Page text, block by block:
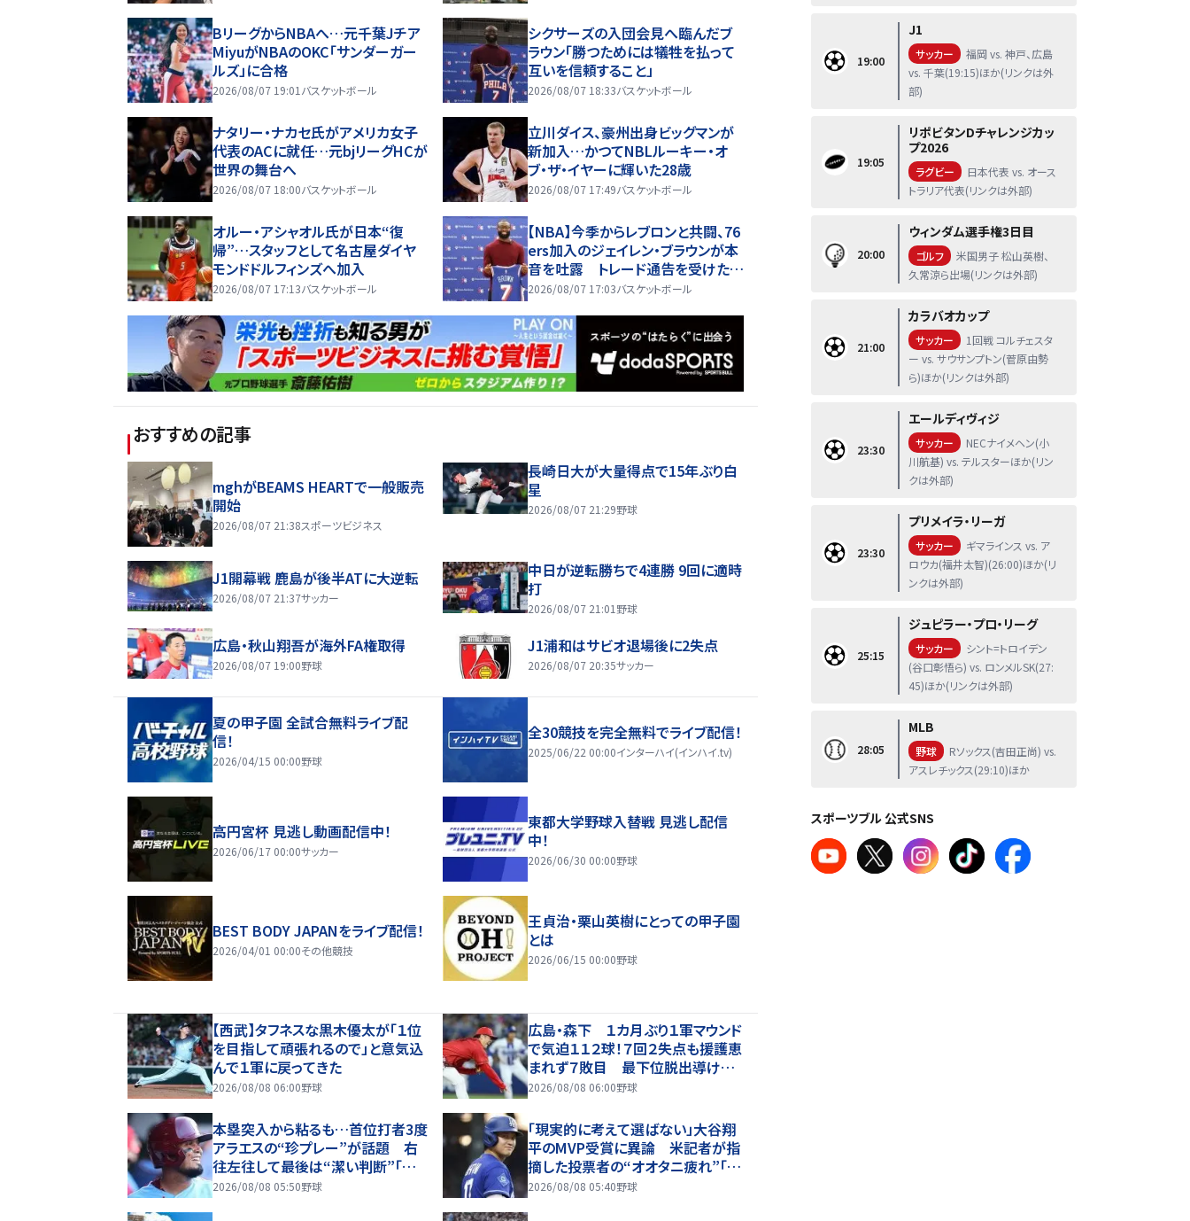
BリーグからNBAへ…元千葉Jチア
MiyuがNBAのOKC「サンダーガー
ルズ」に合格
2026/08/07 19:01 バスケットボール
シクサーズの入団会見へ臨んだブ
ラウン「勝つためには犠牲を払って
互いを信頼すること」
2026/08/07 18:33バスケットボール
ナタリー・ナカセ氏がアメリカ女子
代表のACに就任…元bjリーグHCが
世界の舞台へ
2026/08/07 18:00バスケットボール
立川ダイス、豪州出身ビッグマンが
新加入…かつてNBLルーキー・オ
ブ・ザ・イヤーに輝いた28歳
2026/08/07 17:49バスケットボール
オルー・アシャオル氏が日本“復
帰”…スタッフとして名古屋ダイヤ
モンドドルフィンズへ加入
2026/08/07 17:13バスケットボール
【NBA】今季からレブロンと共闘、76
ers加入のジェイレン・ブラウンが本
音を吐露 トレード通告を受けた時
は「スマホを放り投げた」
2026/08/07 17:03バスケットボール
おすすめの記事
mghがBEAMS HEARTで一般販売
開始
2026/08/07 21:38スポーツビジネス
長崎日大が大量得点で15年ぶり白
星
2026/08/07 21:29野球
J1開幕戦 鹿島が後半ATに大逆転
2026/08/07 21:37サッカー
中日が逆転勝ちで4連勝 9回に適時
打
2026/08/07 21:01 野球
広島・秋山翔吾が海外FA権取得
2026/08/07 19:00野球
J1浦和はサビオ退場後に2失点
2026/08/07 20:35サッカー
夏の甲子園 全試合無料ライブ配
信！
2026/04/15 00:00野球
全30競技を完全無料でライブ配信！
2025/06/22 00:00インターハイ(インハイ.tv)
高円宮杯 見逃し動画配信中！
2026/06/17 00:00サッカー
東都大学野球入替戦 見逃し配信
中！
2026/06/30 00:00野球
BEST BODY JAPANをライブ配信！
2026/04/01 00:00その他競技
王貞治・栗山英樹にとっての甲子園
とは
2026/06/15 00:00野球
【西武】タフネスな黒木優太が「１位
を目指して頑張れるので」と意気込
んで１軍に戻ってきた
2026/08/08 06:00野球
広島・森下 １カ月ぶり１軍マウンド
で気迫１１２球！７回２失点も援護恵
まれず７敗目 最下位脱出導けず
「チーム勝たせたかった」
2026/08/08 06:00野球
本塁突入から粘るも…首位打者3度
アラエスの“珍プレー”が話題 右
往左往して最後は“潔い判断”「彼
はニンジャになれなかった」「面白す
2026/08/08 05:50野球
「現実的に考えて選ばない」大谷翔
平のMVP受賞に異論 米記者が指
摘した投票者の“オオタニ疲れ”「投
票する人間たちの飽きは本当にあ
2026/08/08 05:40野球
19:00
J1
サッカー
福岡 vs. 神戸、広島
vs. 千葉(19:15)ほか(リンクは外
部)
19:05
リポビタンDチャレンジカッ
プ2026
ラグビー
日本代表 vs. オース
トラリア代表(リンクは外部)
20:00
ウィンダム選手権3日目
ゴルフ
米国男子 松山英樹、
久常涼ら出場(リンクは外部)
21:00
カラバオカップ
サッカー
1回戦 コルチェスタ
ー vs. サウサンプトン(菅原由勢
ら)ほか(リンクは外部)
23:30
エールディヴィジ
サッカー
NECナイメヘン(小
川航基) vs. テルスターほか(リン
クは外部)
23:30
プリメイラ・リーガ
サッカー
ギマラインス vs. ア
ロウカ(福井太智)(26:00)ほか(リ
ンクは外部)
25:15
ジュピラー・プロ・リーグ
サッカー
シント=トロイデン
(谷口彰悟ら) vs. ロンメルSK(27:
45)ほか(リンクは外部)
28:05
MLB
野球
Rソックス(吉田正尚) vs.
アスレチックス(29:10)ほか
スポーツブル 公式SNS